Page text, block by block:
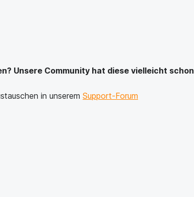
Unsere Community hat diese vielleicht schon
in unserem Support-Forum